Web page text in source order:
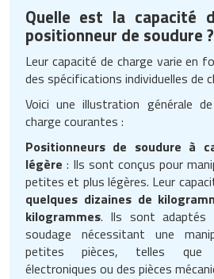
Quelle est la capacité
positionneur de soudure ?
Leur capacité de charge varie en
des spécifications individuelles de
Voici une illustration générale
charge courantes :
Positionneurs de soudure à
légère : Ils sont conçus pour
petites et plus légères. Leur
quelques dizaines de
kilogrammes. Ils sont adaptés
soudage nécessitant une
petites pièces, telles que
électroniques ou des pièces